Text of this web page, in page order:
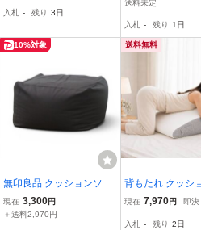
ックス 一人用
入札 - 残り 3日
ッション■抱き枕
れ■中古品
送料未定
入札 - 残り 1日
10%対象
無印良品 クッションソフ
ァ ブラック 体にフィット
するソファ ビーズクッシ
現在 3,300円
＋送料2,970円
送料無料
背もたれ クッシ
10-in-1 多機能
柱クッション付き
現在 7,970円 即決
入札 - 残り 2日